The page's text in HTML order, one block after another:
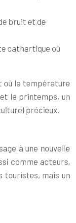
bruit et de
cathartique où
où la température
le printemps, un
précieux.
à une nouvelle
comme acteurs,
touristes, mais un